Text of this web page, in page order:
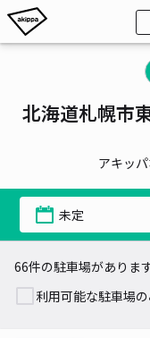
北海道札幌市
アキッ
未定
66件の駐車場がありま
利用可能な駐車場